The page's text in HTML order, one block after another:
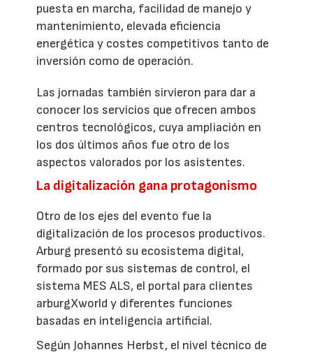
puesta en marcha, facilidad de manejo y
mantenimiento, elevada eficiencia
energética y costes competitivos tanto de
inversión como de operación.
Las jornadas también sirvieron para dar a
conocer los servicios que ofrecen ambos
centros tecnológicos, cuya ampliación en
los dos últimos años fue otro de los
aspectos valorados por los asistentes.
La digitalización gana protagonismo
Otro de los ejes del evento fue la
digitalización de los procesos productivos.
Arburg presentó su ecosistema digital,
formado por sus sistemas de control, el
sistema MES ALS, el portal para clientes
arburgXworld y diferentes funciones
basadas en inteligencia artificial.
Según Johannes Herbst, el nivel técnico de